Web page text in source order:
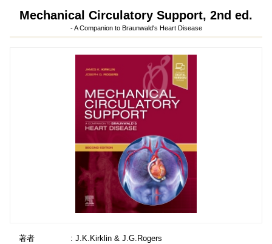
Mechanical Circulatory Support, 2nd ed.
- A Companion to Braunwald's Heart Disease
著者
: J.K.Kirklin & J.G.Rogers